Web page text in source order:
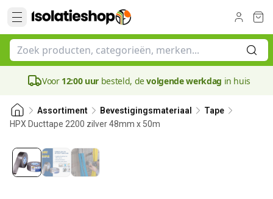
Voor 12:00 uur besteld, devolgende werkdag in huis
Assortiment Bevestigingsmateriaal
Tape
HPX Ducttape 2200 zilver 48mm x 50m